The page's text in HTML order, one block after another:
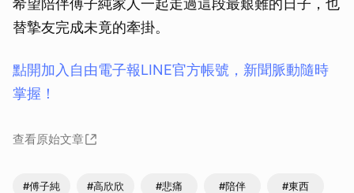
希望陪伴傅子純家人一起走過這段最艱難的日子，也
替摯友完成未竟的牽掛。
點開加入自由電子報LINE官方帳號，新聞脈動隨時
掌握！
查看原始文章
#傅子純 #高欣欣 #悲痛 #陪伴 #東西